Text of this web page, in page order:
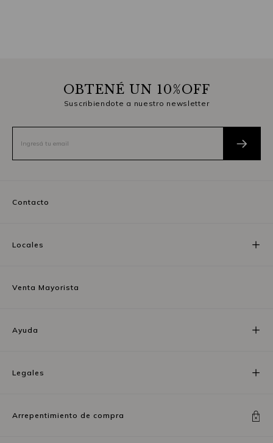
OBTENÉ UN 10%OFF
Suscribiendote a nuestro newsletter
Contacto
Locales
Venta Mayorista
Ayuda
Legales
Arrepentimiento de compra